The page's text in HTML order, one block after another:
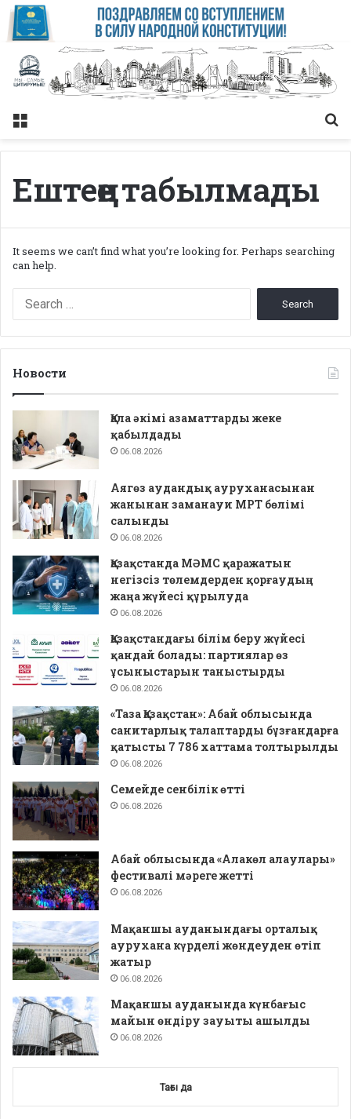
Меню
Ештеңе табылмады
It seems we can’t find what you’re looking for. Perhaps searching
can help.
Новости
Қала әкімі азаматтарды жеке
қабылдады
06.08.2026
Аягөз аудандық ауруханасынан
жанынан заманауи МРТ бөлімі
салынды
06.08.2026
Қазақстанда МӘМС қаражатын
негізсіз төлемдерден қорғаудың
жаңа жүйесі құрылуда
06.08.2026
Қазақстандағы білім беру жүйесі
қандай болады: партиялар өз
ұсыныстарын таныстырды
06.08.2026
«Таза Қазақстан»: Абай облысында
санитарлық талаптарды бұзғандарға
қатысты 7 786 хаттама толтырылды
06.08.2026
Семейде сенбілік өтті
06.08.2026
Абай облысында «Алакөл алаулары»
фестивалі мәреге жетті
06.08.2026
Мақаншы ауданындағы орталық
аурухана күрделі жөндеуден өтіп
жатыр
06.08.2026
Мақаншы ауданында күнбағыс
майын өндіру зауыты ашылды
06.08.2026
Тағы да